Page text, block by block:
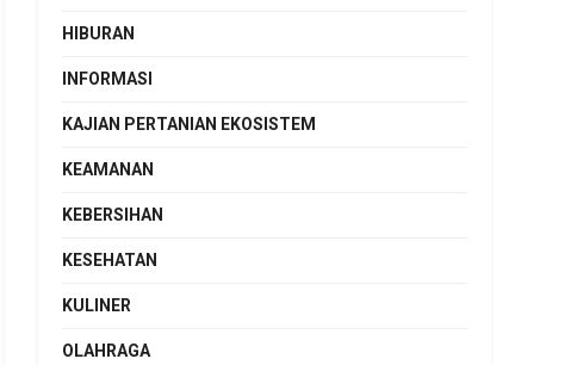
HIBURAN
INFORMASI
KAJIAN PERTANIAN EKOSISTEM
KEAMANAN
KEBERSIHAN
KESEHATAN
KULINER
OLAHRAGA